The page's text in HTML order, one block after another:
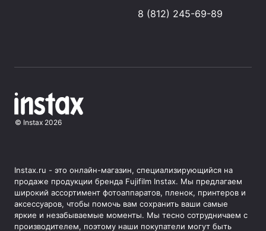
8 (812) 245-69-89
© Instax 2026
Instax.ru - это онлайн-магазин, специализирующийся на
продаже продукции бренда Fujifilm Instax. Мы предлагаем
широкий ассортимент фотоаппаратов, пленок, принтеров и
аксессуаров, чтобы помочь вам сохранить ваши самые
яркие и незабываемые моменты. Мы тесно сотрудничаем с
производителем, поэтому наши покупатели могут быть